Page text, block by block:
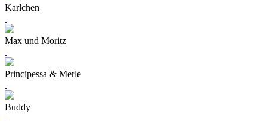
Karlchen
Max und Moritz
Principessa & Merle
Buddy